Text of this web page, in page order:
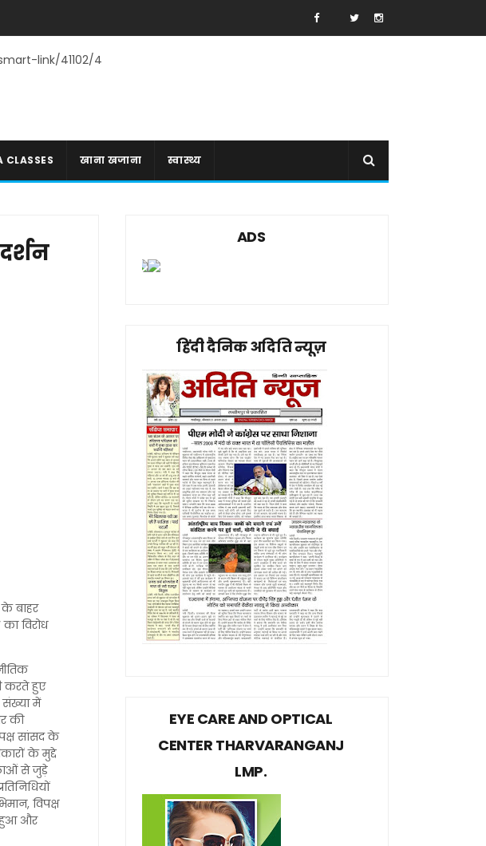
link/41102/4
CLASSES खाना खजाना स्वास्थ्य
बाहर
विरोध
करते हुए
संख्या में
की
सांसद के
के मुद्दे
से जुड़े
विपक्ष
हुआ और
ADS
हिंदी दैनिक अदिति न्यूज़
EYE CARE AND OPTICAL
CENTER THARVARANGANJ
LMP.